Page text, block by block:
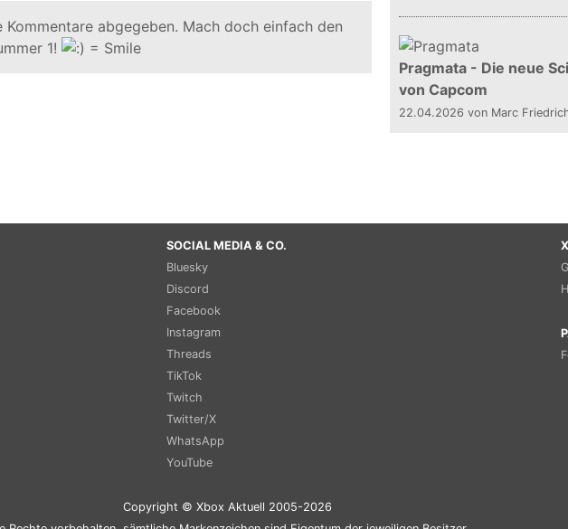
Kommentare abgegeben. Mach doch einfach den
1!
Pragmata - Die neue
von Capcom
22.04.2026 von Marc
SOCIAL MEDIA & CO.
Bluesky
Discord
Facebook
Instagram
Threads
TikTok
Twitch
Twitter/X
WhatsApp
YouTube
Copyright © Xbox Aktuell 2005-2026